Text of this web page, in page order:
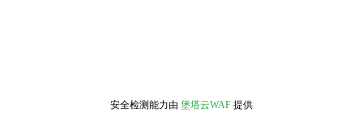
安全检测能力由 堡塔云WAF 提供